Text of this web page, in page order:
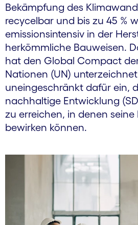
Bekämpfung des
recycelbar und bis zu 45 %
emissionsintensiv in der
herkömmliche Bauweisen.
hat den Global Compact
Nationen (UN)
uneingeschränkt dafür ein,
nachhaltige Entwicklung
zu erreichen, in denen
bewirken können.